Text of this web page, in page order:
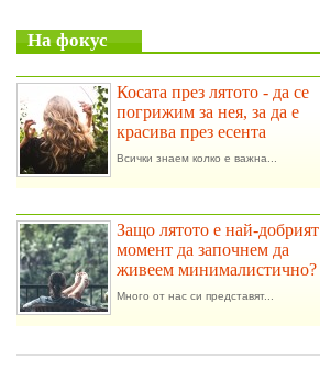
На фокус
Косата през лятото - да се
погрижим за нея, за да е
красива през есента
Всички знаем колко е важна...
Защо лятото е най-добрият
момент да започнем да
живеем минималистично?
Много от нас си представят...